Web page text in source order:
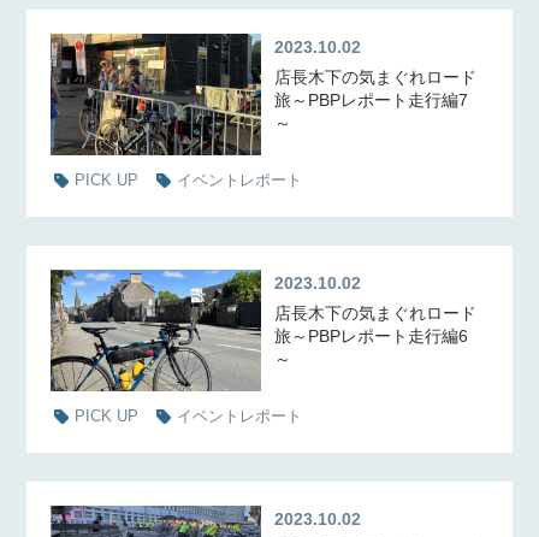
2023.10.02
店長木下の気まぐれロード
旅～PBPレポート走行編7
～
PICK UP イベントレポート
2023.10.02
店長木下の気まぐれロード
旅～PBPレポート走行編6
～
PICK UP イベントレポート
2023.10.02